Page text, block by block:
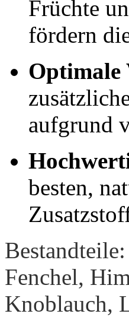
Früchte
fördern
Optimale
aufgrund
besten,
Fenchel,
Knoblauch,